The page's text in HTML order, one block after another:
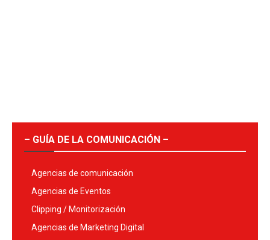
– GUÍA DE LA COMUNICACIÓN –
Agencias de comunicación
Agencias de Eventos
Clipping / Monitorización
Agencias de Marketing Digital